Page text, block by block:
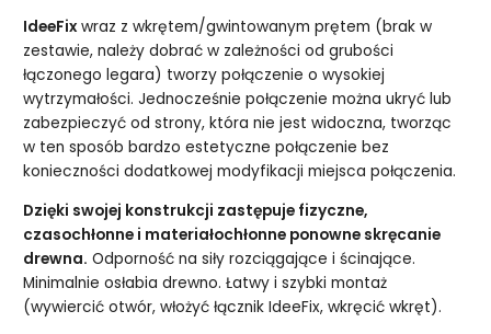
IdeeFix wraz z wkrętem/gwintowanym prętem (brak w
zestawie, należy dobrać w zależności od grubości
łączonego legara) tworzy połączenie o wysokiej
wytrzymałości. Jednocześnie połączenie można ukryć lub
zabezpieczyć od strony, która nie jest widoczna, tworząc
w ten sposób bardzo estetyczne połączenie bez
konieczności dodatkowej modyfikacji miejsca połączenia.
Dzięki swojej konstrukcji zastępuje fizyczne,
czasochłonne i materiałochłonne ponowne skręcanie
drewna. Odporność na siły rozciągające i ścinające.
Minimalnie osłabia drewno. Łatwy i szybki montaż
(wywiercić otwór, włożyć łącznik IdeeFix, wkręcić wkręt).